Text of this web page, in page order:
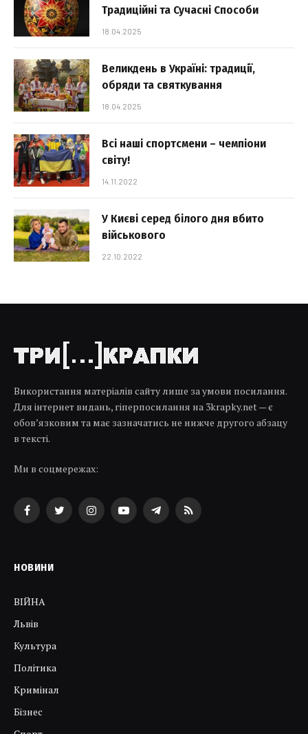
Традиційні та Сучасні Способи
18.04.2025
Великдень в Україні: традиції,
обряди та святкування
18.04.2025
Всі наші спортсмени – чемпіони
світу!
14.11.2022
У Києві серед білого дня вбито
військового
22.10.2022
Використання матеріалів сайту лише за умови посилання.
Для інтернет видань, гіперпосилання на 3krapky.net — є
обов’язковим та має зазначатись не нижче другого абзацу
в тексті.
Ми в соцмережах:
FacebookTwitterInstagramYouTubeTelegramRSS
НОВИНИ
ВІЙНА
Львів
Культура
Політика
Кримінал
Бізнес